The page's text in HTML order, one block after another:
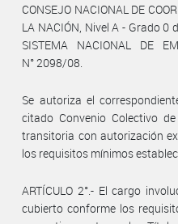
CONSEJO NACIONAL DE
LA NACIÓN, Nivel A - Grado 0
SISTEMA NACIONAL DE
N° 2098/08.
Se autoriza el
citado Convenio Colectivo
transitoria con autorización
los requisitos mínimos
ARTÍCULO 2°.- El cargo
cubierto conforme los